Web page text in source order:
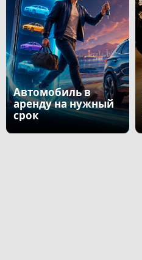
Автомобиль в
аренду на нужный
срок